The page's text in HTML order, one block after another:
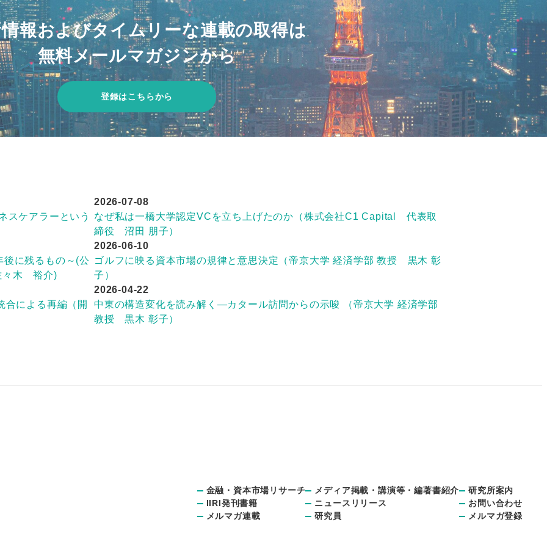
報およびタイムリーな連載の取得は
無料メールマガジンから
登録はこちらから
スケアラーという
2026-07-08
なぜ私は一橋大学認定VCを立ち上げたのか（株式会社C1 Capital 代表取
締役 沼田 朋子）
に残るもの～(公
々木 裕介)
2026-06-10
ゴルフに映る資本市場の規律と意思決定（帝京大学 経済学部 教授 黒木 彰
子）
合による再編（開
2026-04-22
中東の構造変化を読み解く―カタール訪問からの示唆 （帝京大学 経済学部
教授 黒木 彰子）
金融・資本市場リサーチ
IIRI発刊書籍
メルマガ連載
メディア掲載・講演等・編著書紹介
ニュースリリース
研究員
研究所案内
お問い合わせ
メルマガ登録